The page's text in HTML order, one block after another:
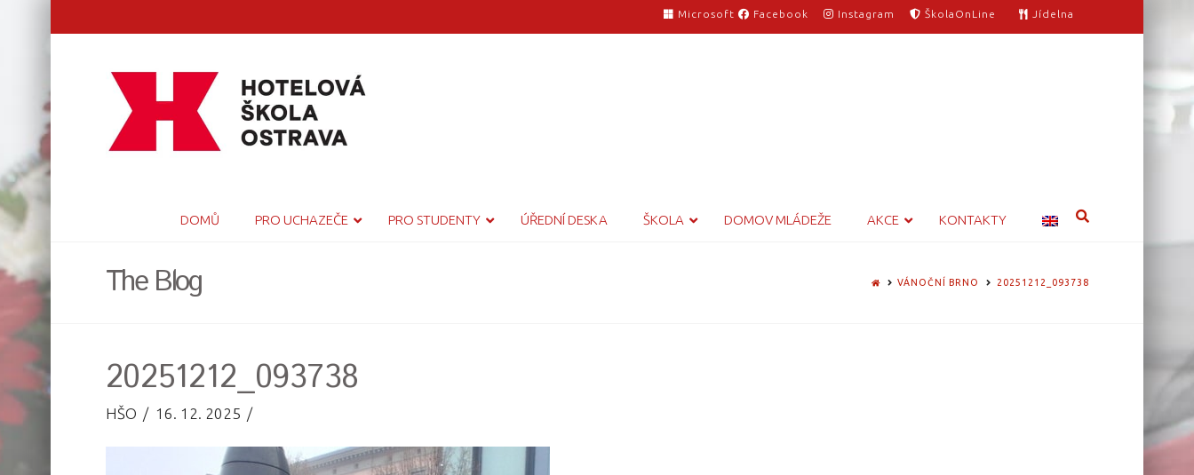
Microsoft Facebook Instagram ŠkolaOnLine Jídelna
DOMŮ PRO UCHAZEČE PRO STUDENTY ÚŘEDNÍ DESKA ŠKOLA DOMOV MLÁDEŽE AKCE KONTAKTY
The Blog HOMEVÁNOČNÍ BRNO 20251212_093738
20251212_093738
HŠO 16. 12. 2025